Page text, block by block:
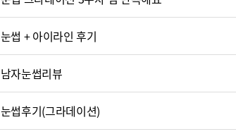
눈썹 + 아이라인 후기
남자눈썹리뷰
눈썹후기(그라데이션)